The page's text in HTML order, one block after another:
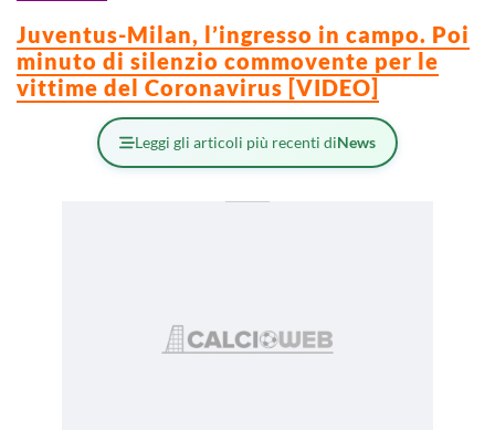
Juventus-Milan, l’ingresso in campo. Poi
minuto di silenzio commovente per le
vittime del Coronavirus [VIDEO]
Leggi gli articoli più recenti diNews